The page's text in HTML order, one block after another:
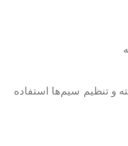
و تنظیم سیم‌ها استفاده